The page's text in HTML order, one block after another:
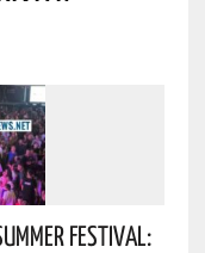
Festival: